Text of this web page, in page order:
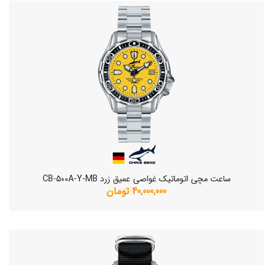
ساعت مچی اتوماتیک غواصی عمیق زرد CB-500A-Y-MB
40,000,000 تومان